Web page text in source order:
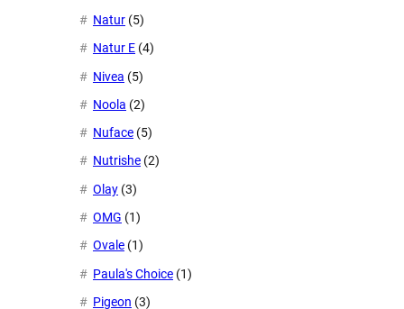
Natur (5)
Natur E (4)
Nivea (5)
Noola (2)
Nuface (5)
Nutrishe (2)
Olay (3)
OMG (1)
Ovale (1)
Paula's Choice (1)
Pigeon (3)